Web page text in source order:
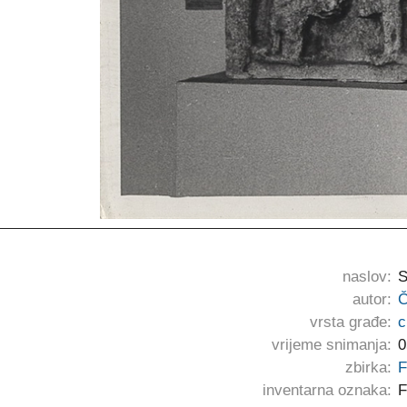
naslov:
autor:
vrsta građe:
vrijeme snimanja:
zbirka:
inventarna oznaka: